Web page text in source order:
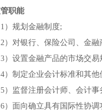
职能
）规划金融制度;
）对银行、保险公司、金
）设置金融产品的市场交易
）制定企业会计标准和其他
）监督注册会计师、会计事
）面向确立具有国际性协